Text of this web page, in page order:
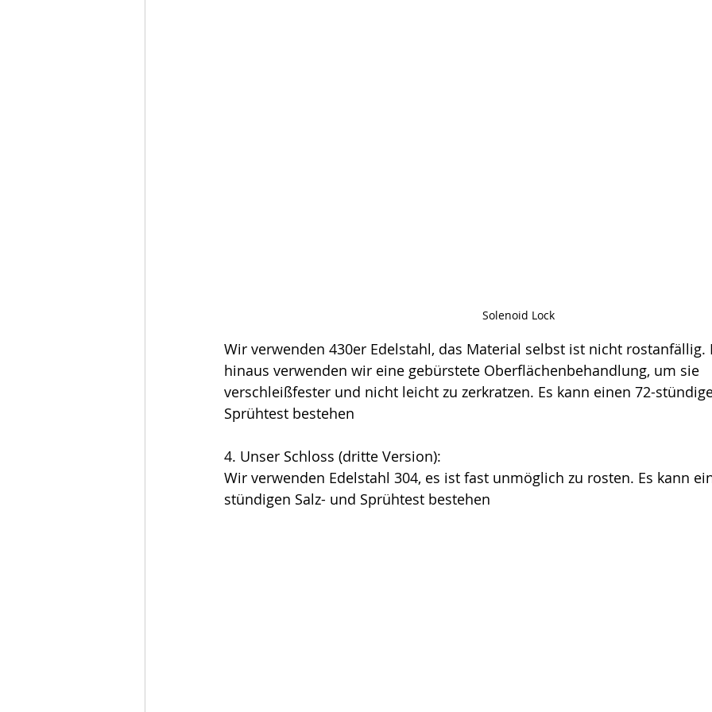
Solenoid Lock
Wir verwenden 430er Edelstahl, das Material selbst ist nicht rostanfällig.
hinaus verwenden wir eine gebürstete Oberflächenbehandlung, um sie
verschleißfester und nicht leicht zu zerkratzen. Es kann einen 72-
Sprühtest bestehen
4. Unser Schloss (dritte Version):
Wir verwenden Edelstahl 304, es ist fast unmöglich zu rosten. Es kann
stündigen Salz- und Sprühtest bestehen